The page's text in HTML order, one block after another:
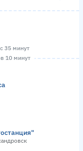
35 минут
10 минут